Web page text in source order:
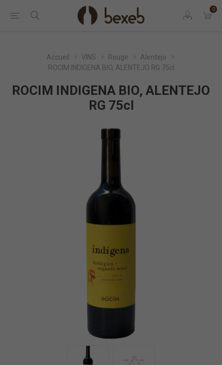
0
Accueil VINS Rouge
Alentejo
ROCIM INDIGENA BIO, ALENTEJO RG 75cl
ROCIM INDIGENA BIO, ALENTEJO
RG 75cl